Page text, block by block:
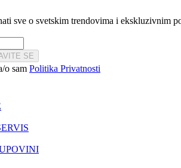
sve o svetskim trendovima i ekskluzivnim
SE
o sam Politika Privatnosti